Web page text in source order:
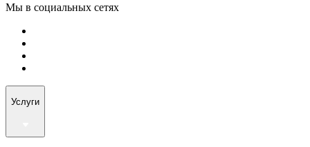
Мы в социальных сетях
Услуги